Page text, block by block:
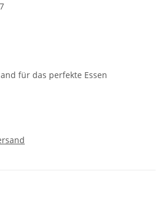
für das perfekte Essen